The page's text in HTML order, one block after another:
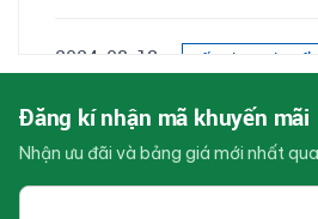
2024-08-13 Kiến Thức Chuyển
Nhà
Dịch vụ chuyển nhà Huyện
giá rẻ
Đăng kí nhận mã khuyến mãi
Nhận ưu đãi và bảng giá mới nhất
Email